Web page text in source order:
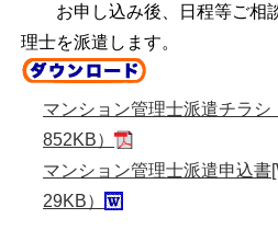
お申し込み後、日程等ご相
理士を派遣します。
マンション管理士派遣チラシ
852KB）
マンション管理士派遣申込書
29KB）